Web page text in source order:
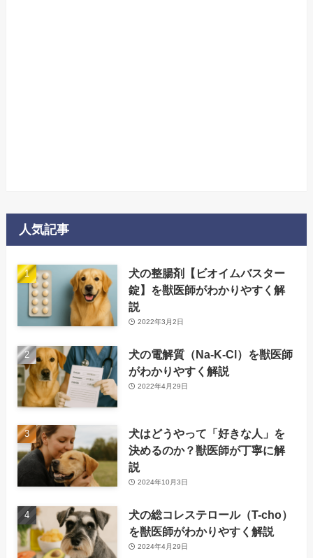
人気記事
犬の整腸剤【ビオイムバスター
錠】を獣医師がわかりやすく解
説
2022年3月2日
犬の電解質（Na-K-Cl）を獣医師
がわかりやすく解説
2022年4月29日
犬はどうやって「好きな人」を
決めるのか？獣医師が丁寧に解
説
2024年10月3日
犬の総コレステロール（T-cho）
を獣医師がわかりやすく解説
2024年4月29日